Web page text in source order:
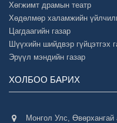
Хөгжимт драмын театр
Хөдөлмөр халамжийн
Цагдаагийн газар
Шүүхийн шийдвэр гүйцэтгэх
Эрүүл мэндийн газар
ХОЛБОО БАРИХ
Монгол Улс, Өвөрхангай